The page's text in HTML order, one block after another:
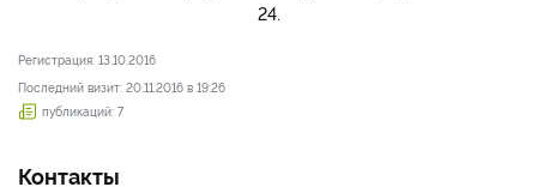
24.
Регистрация: 13.10.2016
Последний визит: 20.11.2016 в 19:26
публикаций: 7
Контакты